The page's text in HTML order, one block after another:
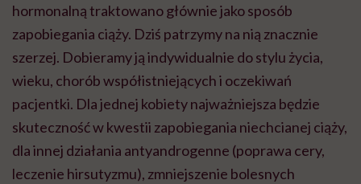
hormonalną traktowano głównie jako sposób
zapobiegania ciąży. Dziś patrzymy na nią znacznie
szerzej. Dobieramy ją indywidualnie do stylu życia,
wieku, chorób współistniejących i oczekiwań
pacjentki. Dla jednej kobiety najważniejsza będzie
skuteczność w kwestii zapobiegania niechcianej ciąży,
dla innej działania antyandrogenne (poprawa cery,
leczenie hirsutyzmu), zmniejszenie bolesnych